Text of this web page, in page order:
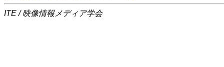
ITE / 映像情報メディア学会